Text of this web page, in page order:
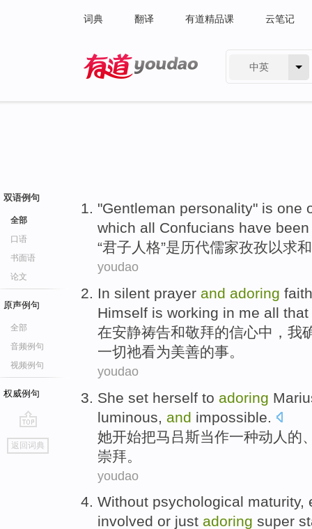
词典 翻译 有道精品课 云笔记
中英
双语例句
全部
口语
书面语
论文
原声例句
全部
音频例句
视频例句
权威例句
go
top
返回词典
"Gentleman personality" is one
which all Confucians have
“君子 人格”是历代儒家孜孜以求
youdao
In silent prayer and adoring faith
Himself is working in me all that
在安静祷告和敬拜的信心中， 我
一切祂看为美善的事。
youdao
She set herself to adoring
luminous
and impossible
她开始把马吕斯当作一种动人的
崇拜。
youdao
Without psychological maturity,
involved or just adoring super